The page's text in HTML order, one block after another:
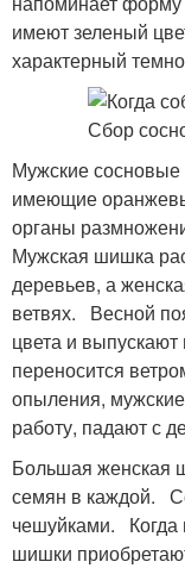
имеют зеленый
характерный
Мужские
имеющие
органы
Мужская шишка
деревьев, а
ветвях. Весной
цвета и
переносится
опыления,
работу, падают с
Большая женская
семян в каждой.
чешуйками. Когда
шишки